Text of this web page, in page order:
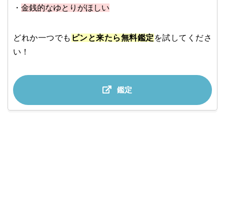
・ 金銭的なゆとりがほしい
どれか一つでも ピンと来たら無料鑑定 を試してくださ
い！
鑑定